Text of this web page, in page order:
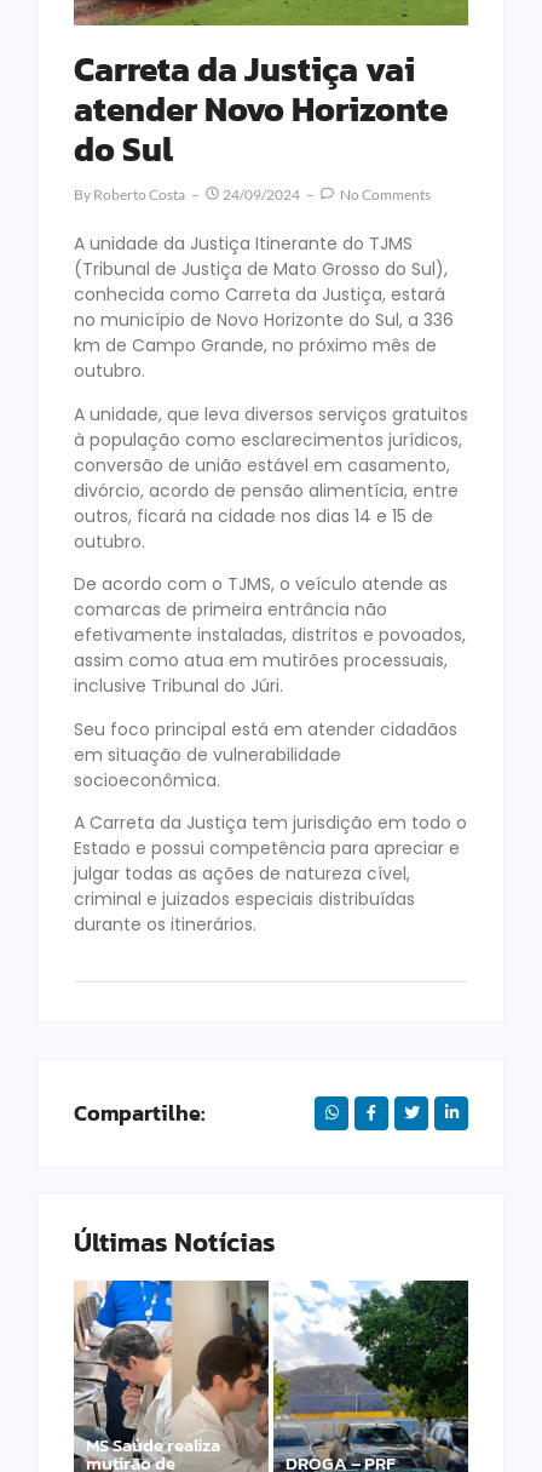
Carreta da Justiça vai
atender Novo Horizonte
do Sul
By Roberto Costa 24/09/2024 No Comments
A unidade da Justiça Itinerante do TJMS
(Tribunal de Justiça de Mato Grosso do Sul),
conhecida como Carreta da Justiça, estará
no município de Novo Horizonte do Sul, a 336
km de Campo Grande, no próximo mês de
outubro.
A unidade, que leva diversos serviços gratuitos
à população como esclarecimentos jurídicos,
conversão de união estável em casamento,
divórcio, acordo de pensão alimentícia, entre
outros, ficará na cidade nos dias 14 e 15 de
outubro.
De acordo com o TJMS, o veículo atende as
comarcas de primeira entrância não
efetivamente instaladas, distritos e povoados,
assim como atua em mutirões processuais,
inclusive Tribunal do Júri.
Seu foco principal está em atender cidadãos
em situação de vulnerabilidade
socioeconômica.
A Carreta da Justiça tem jurisdição em todo o
Estado e possui competência para apreciar e
julgar todas as ações de natureza cível,
criminal e juizados especiais distribuídas
durante os itinerários.
Compartilhe:
Últimas Notícias
MS Saúde realiza
mutirão de DROGA – PRF